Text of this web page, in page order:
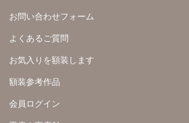
お問い合わせフォーム
よくあるご質問
お気入りを額装します
額装参考作品
会員ログイン